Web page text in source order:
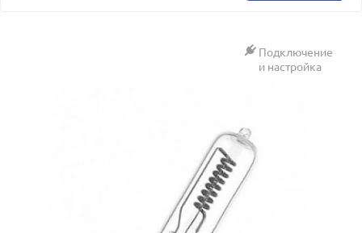
Подключение
и настройка